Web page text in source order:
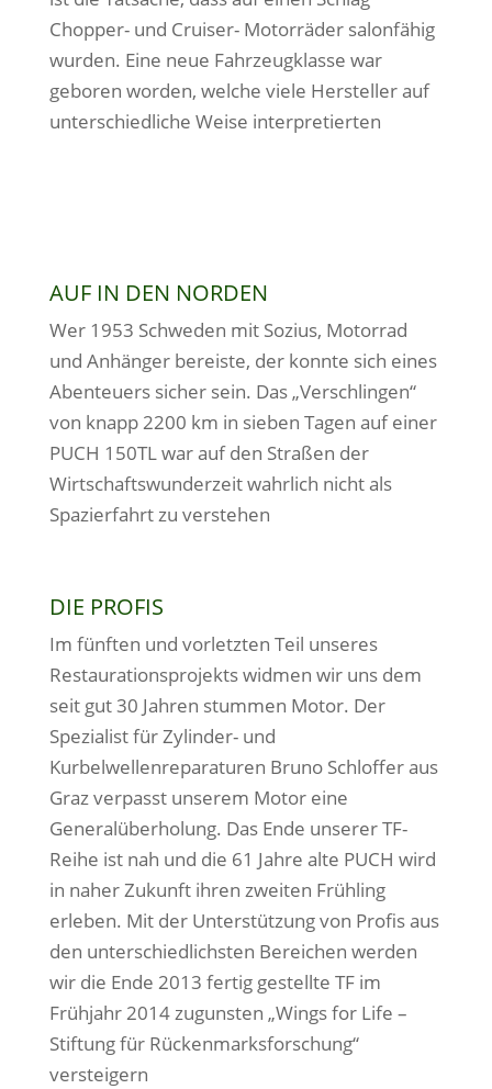
Chopper- und Cruiser- Motorräder salonfähig
wurden. Eine neue Fahrzeugklasse war
geboren worden, welche viele Hersteller auf
unterschiedliche Weise interpretierten
AUF IN DEN NORDEN
Wer 1953 Schweden mit Sozius, Motorrad
und Anhänger bereiste, der konnte sich eines
Abenteuers sicher sein. Das „Verschlingen“
von knapp 2200 km in sieben Tagen auf einer
PUCH 150TL war auf den Straßen der
Wirtschaftswunderzeit wahrlich nicht als
Spazierfahrt zu verstehen
DIE PROFIS
Im fünften und vorletzten Teil unseres
Restaurationsprojekts widmen wir uns dem
seit gut 30 Jahren stummen Motor. Der
Spezialist für Zylinder- und
Kurbelwellenreparaturen Bruno Schloffer aus
Graz verpasst unserem Motor eine
Generalüberholung. Das Ende unserer TF-
Reihe ist nah und die 61 Jahre alte PUCH wird
in naher Zukunft ihren zweiten Frühling
erleben. Mit der Unterstützung von Profis aus
den unterschiedlichsten Bereichen werden
wir die Ende 2013 fertig gestellte TF im
Frühjahr 2014 zugunsten „Wings for Life –
Stiftung für Rückenmarksforschung“
versteigern